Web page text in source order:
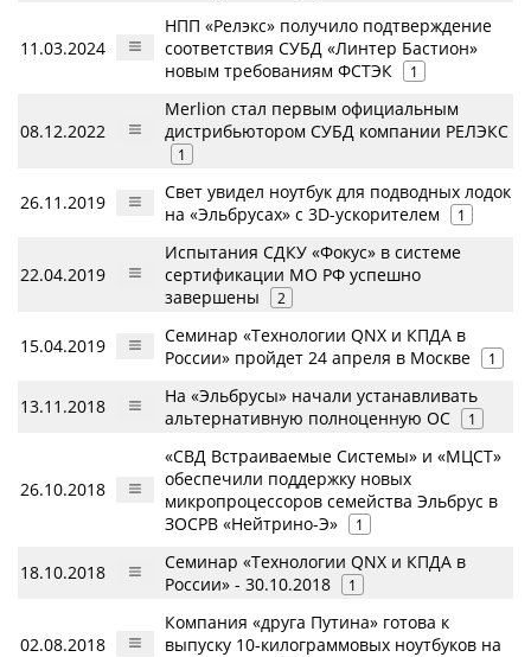
11.03.2024
НПП «Релэкс» получило подтверждение
соответствия СУБД «Линтер Бастион»
новым требованиям ФСТЭК
1
08.12.2022
Merlion стал первым официальным
дистрибьютором СУБД компании РЕЛЭКС
1
26.11.2019
Свет увидел ноутбук для подводных лодок
на «Эльбрусах» с 3D-ускорителем
1
22.04.2019
Испытания СДКУ «Фокус» в системе
сертификации МО РФ успешно
завершены
2
15.04.2019
Семинар «Технологии QNX и КПДА в
России» пройдет 24 апреля в Москве
1
13.11.2018
На «Эльбрусы» начали устанавливать
альтернативную полноценную ОС
1
26.10.2018
«СВД Встраиваемые Системы» и «МЦСТ»
обеспечили поддержку новых
микропроцессоров семейства Эльбрус в
ЗОСРВ «Нейтрино-Э»
1
18.10.2018
Семинар «Технологии QNX и КПДА в
России» - 30.10.2018
1
02.08.2018
Компания «друга Путина» готова к
выпуску 10-килограммовых ноутбуков на